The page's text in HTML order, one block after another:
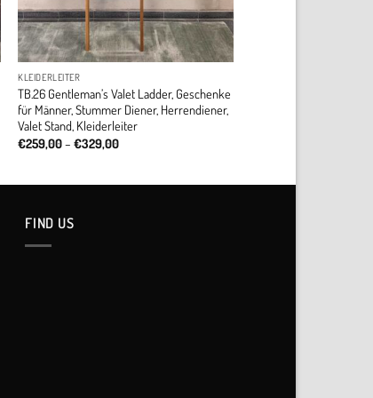
KLEIDERLEITER
TB.26 Gentleman’s Valet Ladder, Geschenke
für Männer, Stummer Diener, Herrendiener,
Valet Stand, Kleiderleiter
€259,00– €329,00Price
FIND US